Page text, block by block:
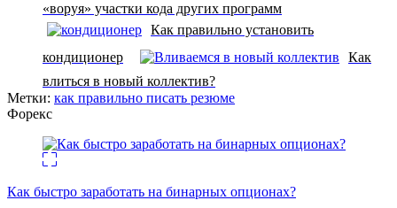
«воруя» участки кода других программ
Как правильно установить
кондиционер
Как
влиться в новый коллектив?
Метки: как правильно писать резюме
Форекс
Как быстро заработать на бинарных опционах?